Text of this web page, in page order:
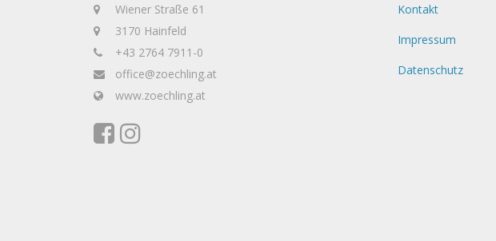
Wiener Straße 61
3170 Hainfeld
+43 2764 7911-0
office@zoechling.at
www.zoechling.at
Kontakt
Impressum
Datenschutz